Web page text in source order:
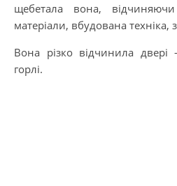
щебетала вона,
матеріали, вбудована техніка,
Вона різко відчинила
горлі.